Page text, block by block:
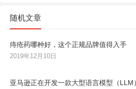
随机文章
痔疮药哪种好，这个正规品牌值得入手
2019年12月10日
亚马逊正在开发一款大型语言模型（LLM